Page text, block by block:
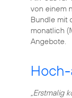
von einem
Bundle mit
monatlich
Angebote.
„Erstmalig